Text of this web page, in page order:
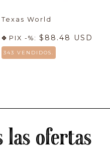
Texas World
PIX -%: $88.48 USD
343 VENDIDOS.
las ofertas